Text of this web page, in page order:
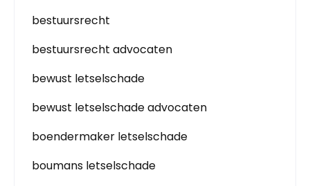
bestuursrecht
bestuursrecht advocaten
bewust letselschade
bewust letselschade advocaten
boendermaker letselschade
boumans letselschade